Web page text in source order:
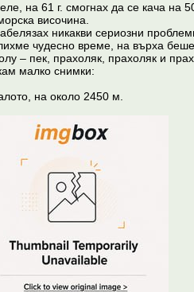
на 61 г. смогнах да се кача на
височина.
никакви сериозни
чудесно време, на върха
– пек, прахоляк, прахоляк и
малко снимки:
на около 2450 м.